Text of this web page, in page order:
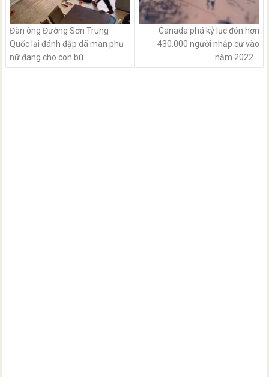
Đàn ông Đường Sơn Trung
Quốc lại đánh đập dã man phụ
nữ đang cho con bú
Canada phá kỷ lục đón hơn
430.000 người nhập cư vào
năm 2022